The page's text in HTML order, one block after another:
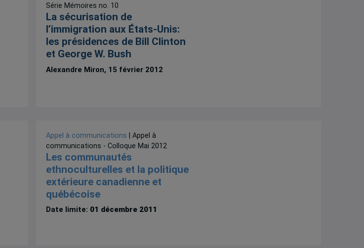
Série Mémoires no. 10
La sécurisation de
l’immigration aux États-Unis:
les présidences de Bill Clinton
et George W. Bush
Alexandre Miron, 15 février 2012
Appel à communications | Appel à
communications - Colloque Mai 2012
Les communautés
ethnoculturelles et la politique
extérieure canadienne et
québécoise
Date limite: 01 décembre 2011